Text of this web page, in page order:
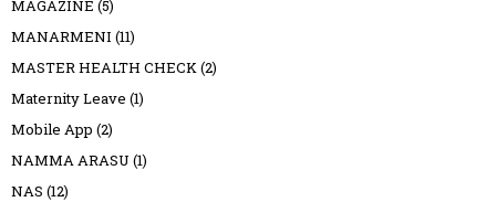
MAGAZINE (5)
MANARMENI (11)
MASTER HEALTH CHECK(2)
Maternity Leave (1)
Mobile App (2)
NAMMA ARASU (1)
NAS (12)